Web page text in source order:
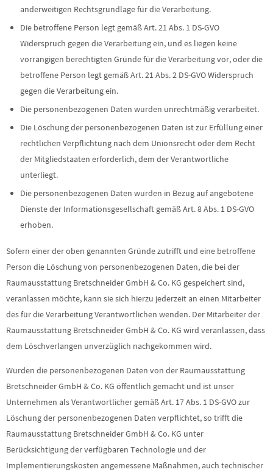
anderweitigen Rechtsgrundlage für die Verarbeitung.
Die betroffene Person legt gemäß Art. 21 Abs. 1 DS-GVO
Widerspruch gegen die Verarbeitung ein, und es liegen keine
vorrangigen berechtigten Gründe für die Verarbeitung vor, oder die
betroffene Person legt gemäß Art. 21 Abs. 2 DS-GVO Widerspruch
gegen die Verarbeitung ein.
Die personenbezogenen Daten wurden unrechtmäßig verarbeitet.
Die Löschung der personenbezogenen Daten ist zur Erfüllung einer
rechtlichen Verpflichtung nach dem Unionsrecht oder dem Recht
der Mitgliedstaaten erforderlich, dem der Verantwortliche
unterliegt.
Die personenbezogenen Daten wurden in Bezug auf angebotene
Dienste der Informationsgesellschaft gemäß Art. 8 Abs. 1 DS-GVO
erhoben.
Sofern einer der oben genannten Gründe zutrifft und eine betroffene
Person die Löschung von personenbezogenen Daten, die bei der
Raumausstattung Bretschneider GmbH & Co. KG gespeichert sind,
veranlassen möchte, kann sie sich hierzu jederzeit an einen Mitarbeiter
des für die Verarbeitung Verantwortlichen wenden. Der Mitarbeiter der
Raumausstattung Bretschneider GmbH & Co. KG wird veranlassen, dass
dem Löschverlangen unverzüglich nachgekommen wird.
Wurden die personenbezogenen Daten von der Raumausstattung
Bretschneider GmbH & Co. KG öffentlich gemacht und ist unser
Unternehmen als Verantwortlicher gemäß Art. 17 Abs. 1 DS-GVO zur
Löschung der personenbezogenen Daten verpflichtet, so trifft die
Raumausstattung Bretschneider GmbH & Co. KG unter
Berücksichtigung der verfügbaren Technologie und der
Implementierungskosten angemessene Maßnahmen, auch technischer